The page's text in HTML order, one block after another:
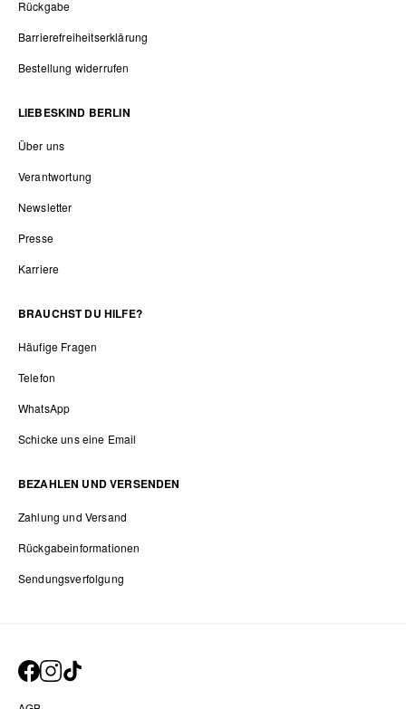
Rückgabe
Barrierefreiheitserklärung
Bestellung widerrufen
LIEBESKIND BERLIN
Über uns
Verantwortung
Newsletter
Presse
Karriere
BRAUCHST DU HILFE?
Häufige Fragen
Telefon
WhatsApp
Schicke uns eine Email
BEZAHLEN UND VERSENDEN
Zahlung und Versand
Rückgabeinformationen
Sendungsverfolgung